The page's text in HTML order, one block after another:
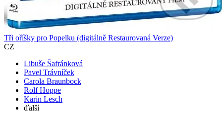
Tři oříšky pro Popelku (digitálně Restaurovaná Verze)
CZ
Libuše Šafránková
Pavel Trávníček
Carola Braunbock
Rolf Hoppe
Karin Lesch
ďalší